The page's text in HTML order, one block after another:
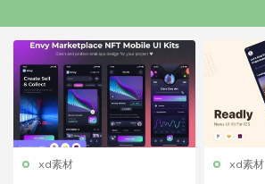
xd素材 xd素材